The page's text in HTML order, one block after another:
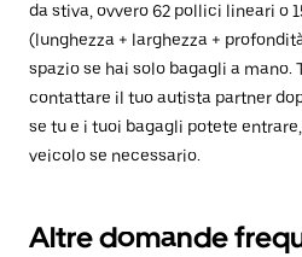
da stiva, ovvero 62 pollici lineari o
(lunghezza + larghezza +
spazio se hai solo bagagli a mano.
contattare il tuo autista partner
se tu e i tuoi bagagli potete
veicolo se necessario.
Altre domande